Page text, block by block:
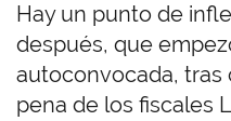
Hay un punto de
después, que
autoconvocada,
pena de los fiscales